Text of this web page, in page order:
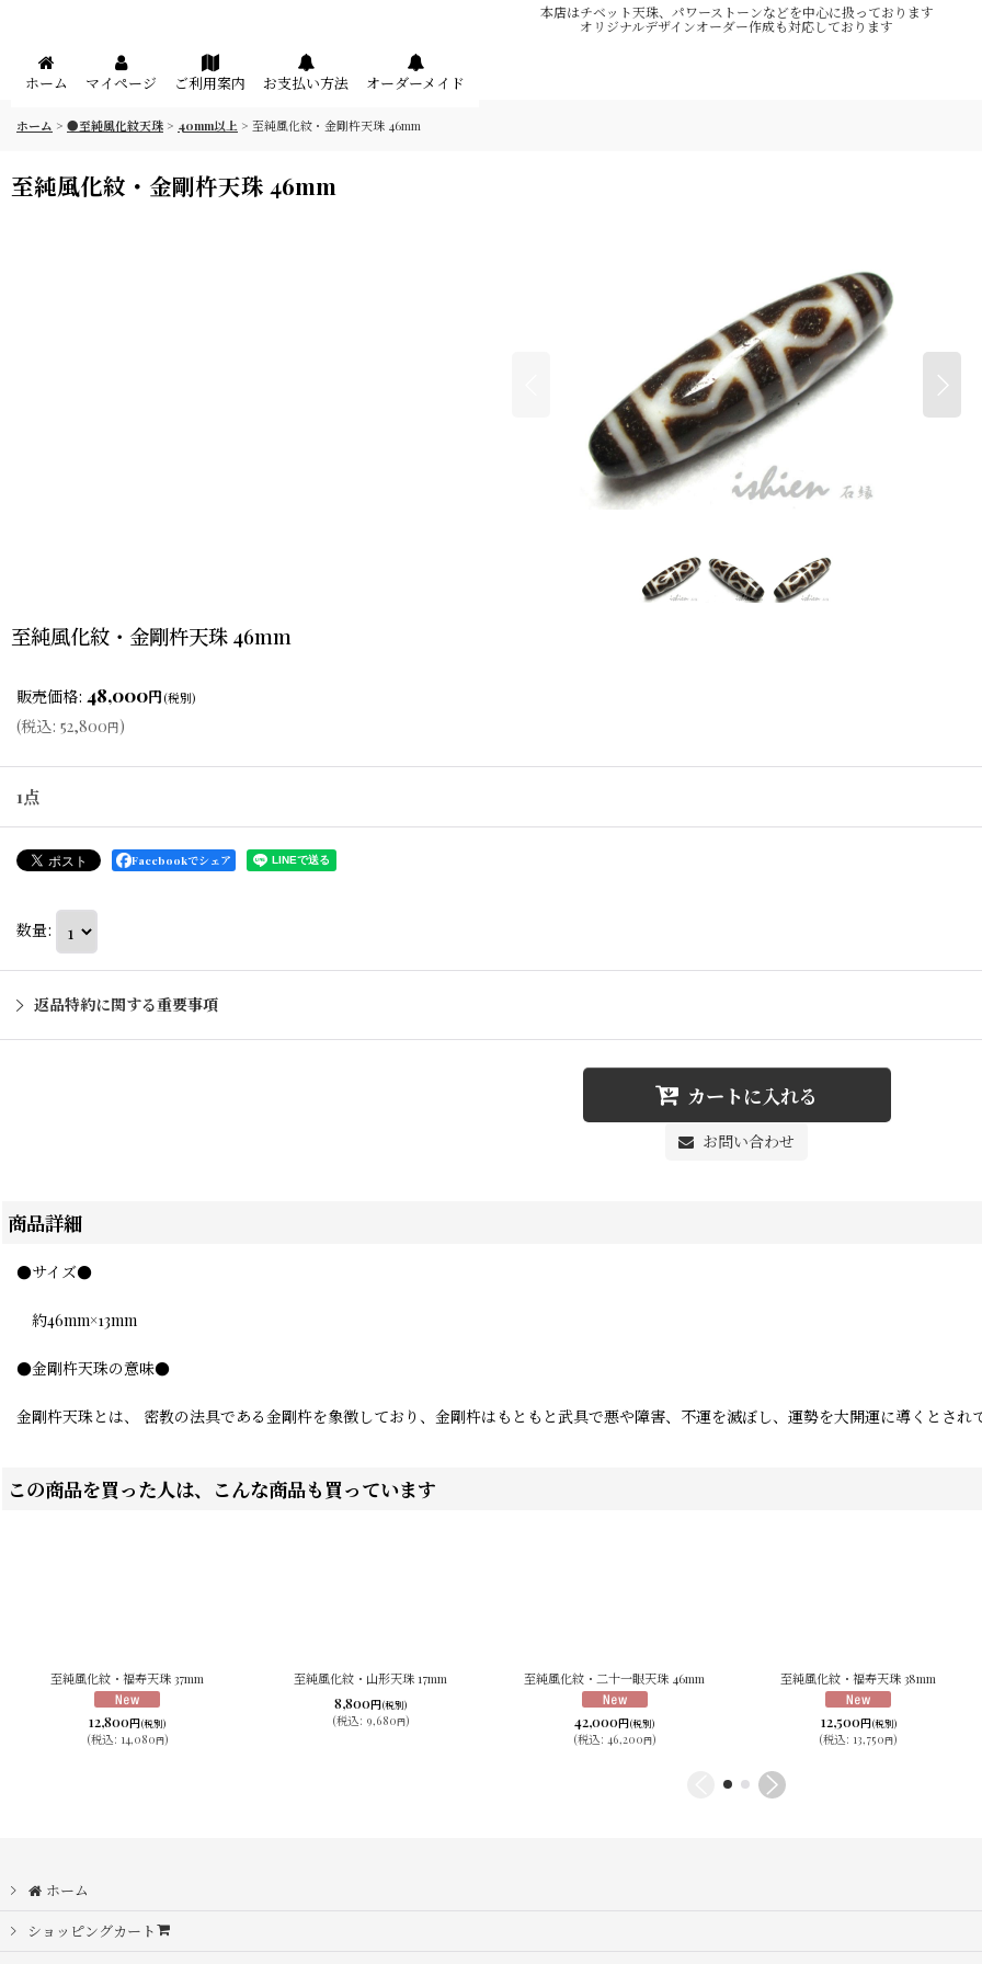
本店はチベット天珠、パワーストーンなどを中心に扱っております
オリジナルデザインオーダー作成も対応しております
メニュー
ホーム マイページ ご利用案内 お支払い方法 オーダーメイド
ホーム > ●至純風化紋天珠 > 40mm以上 > 至純風化紋・金剛杵天珠 46mm
至純風化紋・金剛杵天珠 46mm
至純風化紋・金剛杵天珠 46mm
販売価格: 48,000円(税別)
(税込: 52,800円)
1点
Facebookでシェア
数量:
返品特約に関する重要事項
カートに入れる
お問い合わせ
商品詳細
●サイズ●
約46mm×13mm
●金剛杵天珠の意味●
金剛杵天珠とは、 密教の法具である金剛杵を象徴しており、金剛杵はもともと武具で悪や障害、不運を滅ぼし、運勢を大開運に導くとされて
この商品を買った人は、こんな商品も買っています
至純風化紋・福寿天珠 37mm
12,800円(税別)
(税込: 14,080円)
至純風化紋・山形天珠 17mm
8,800円(税別)
(税込: 9,680円)
至純風化紋・二十一眼天珠 46mm
42,000円(税別)
(税込: 46,200円)
至純風化紋・福寿天珠 38mm
12,500円(税別)
(税込: 13,750円)
ホーム
ショッピングカート